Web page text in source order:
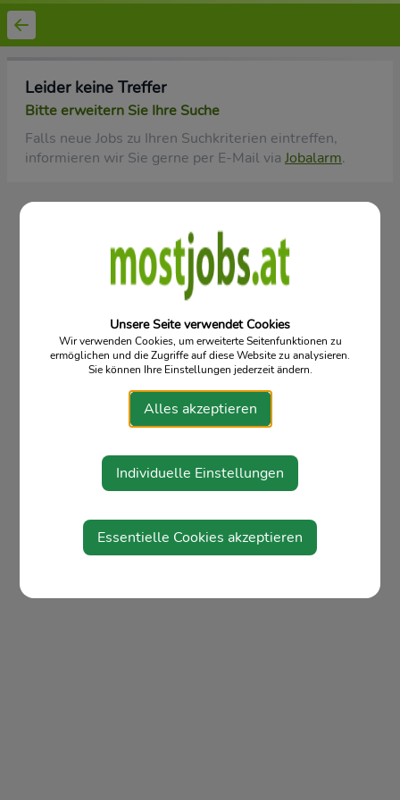
Leider keine Treffer
Bitte erweitern Sie Ihre Suche
Falls neue Jobs zu Ihren Suchkriterien eintreffen,
informieren wir Sie gerne per E-Mail via Jobalarm.
Mostjobs - niederösterreichischer Online Stellenmarkt für Ihre
Karriere
Datenschutz Kontakt Impressum
© 2026
Unsere Seite verwendet Cookies
Wir verwenden Cookies, um erweiterte Seitenfunktionen zu
ermöglichen und die Zugriffe auf diese Website zu analysieren.
Sie können Ihre Einstellungen jederzeit ändern.
Alles akzeptieren
Individuelle Einstellungen
Essentielle Cookies akzeptieren